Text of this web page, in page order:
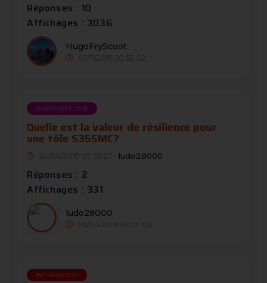
Réponses : 10
Affichages : 3036
HugoFryScoot
07/11/2015 20:52:02
QUESTION POSÉE
Quelle est la valeur de résilience pour
une tôle S355MC?
24/04/2019 07:35:27 - ludo28000
Réponses : 2
Affichages : 331
ludo28000
26/04/2019 06:01:00
INFORMATION